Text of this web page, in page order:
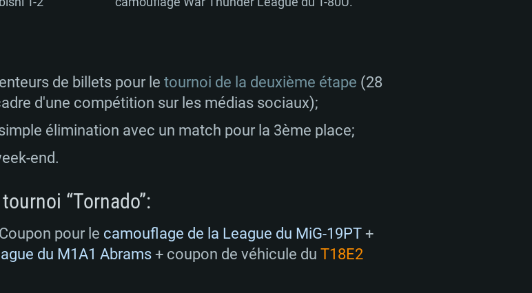
de billets pour le tournoi de la deuxième étape (28
d'une compétition sur les médias sociaux);
élimination avec un match pour la 3ème place;
end.
“Tornado”:
pour le camouflage de la League du MiG-19PT +
du M1A1 Abrams+ coupon de véhicule du T18E2